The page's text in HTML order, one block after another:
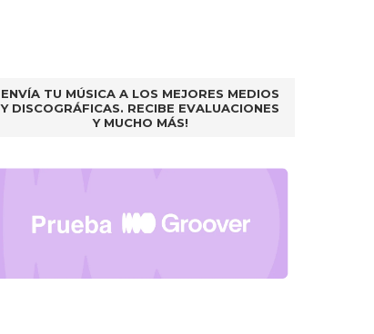
ENVÍA TU MÚSICA A LOS MEJORES MEDIOS
Y DISCOGRÁFICAS. RECIBE EVALUACIONES
Y MUCHO MÁS!